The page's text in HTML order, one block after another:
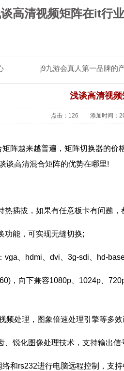
高清视频矩阵在it行
j9九游会真人第一品牌的
浅谈高清视
点击：126 添加时间：
阵越来越普遍，矩阵切换器的
谈高清混合矩阵的优势在哪里!
热插拔，如果有任意板卡有问题
功能，可实现无缝切换;
vga、hdmi、dvi、3g-sdi、hd-
，向下兼容1080p、1024p、
频处理，图象倍速处理引擎等多
、锐化图像处理技术，支持输出信
和rs232进行电脑远程控制，支